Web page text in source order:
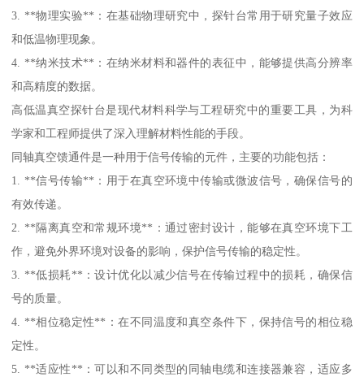
3. **物理实验**：在基础物理研究中，探针台常用于研究量子效应
和低温物理现象。
4. **纳米技术**：在纳米材料和器件的表征中，能够提供高分辨率
和高精度的数据。
高低温真空探针台是现代材料科学与工程研究中的重要工具，为科
学家和工程师提供了深入理解材料性能的手段。
同轴真空馈通件是一种用于信号传输的元件，主要的功能包括：
1. **信号传输**：用于在真空环境中传输或微波信号，确保信号的
有效传递。
2. **隔离真空和常规环境**：通过密封设计，能够在真空环境下工
作，避免外界环境对设备的影响，保护信号传输的稳定性。
3. **低损耗**：设计优化以减少信号在传输过程中的损耗，确保信
号的质量。
4. **相位稳定性**：在不同温度和真空条件下，保持信号的相位稳
定性。
5. **适应性**：可以和不同类型的同轴电缆和连接器兼容，适应多